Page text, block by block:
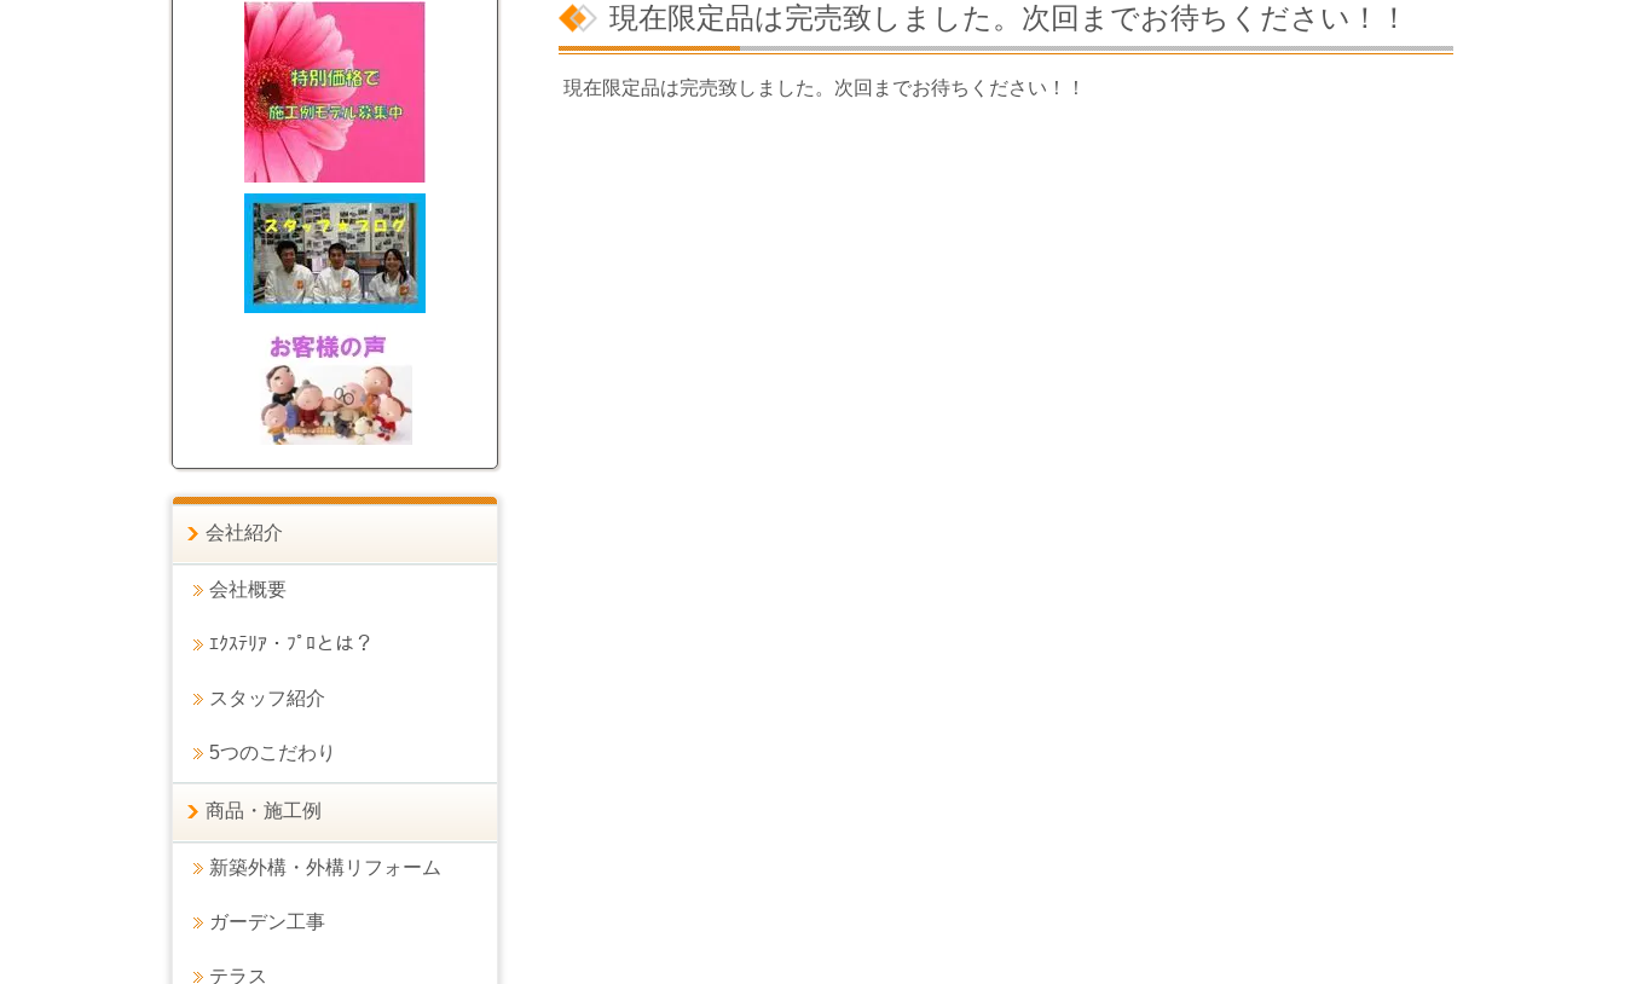
現在限定品は完売致しました。次回までお待ちください！！
現在限定品は完売致しました。次回までお待ちください！！
会社紹介
会社概要
ｴｸｽﾃﾘｱ・ﾌﾟﾛとは？
スタッフ紹介
5つのこだわり
商品・施工例
新築外構・外構リフォーム
ガーデン工事
テラス